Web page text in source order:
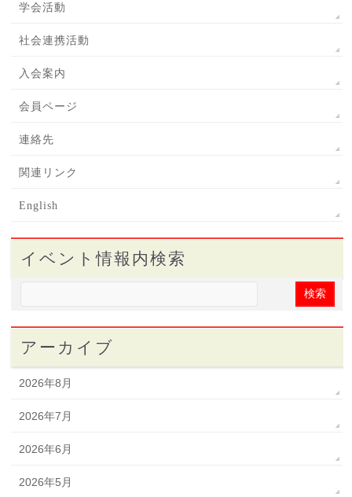
学会活動
社会連携活動
入会案内
会員ページ
連絡先
関連リンク
English
イベント情報内検索
アーカイブ
2026年8月
2026年7月
2026年6月
2026年5月